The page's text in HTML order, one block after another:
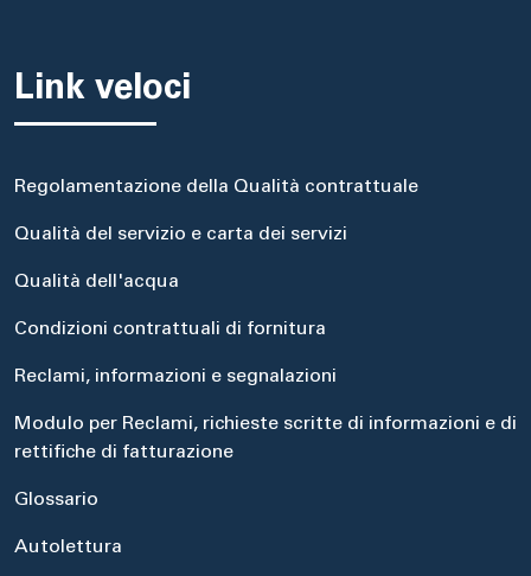
Link veloci
Regolamentazione della Qualità contrattuale
Qualità del servizio e carta dei servizi
Qualità dell'acqua
Condizioni contrattuali di fornitura
Reclami, informazioni e segnalazioni
Modulo per Reclami, richieste scritte di informazioni e di
rettifiche di fatturazione
Glossario
Autolettura